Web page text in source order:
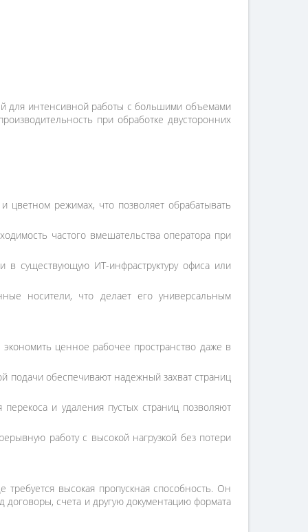
для интенсивной работы с большими объемами
при обработке двусторонних
режимах, что позволяет обрабатывать
частого вмешательства оператора при
в существующую ИТ-инфраструктуру офиса или
носители, что делает его универсальным
ценное рабочее пространство даже в
подачи обеспечивают надежный захват страниц
и удаления пустых страниц позволяют
работу с высокой нагрузкой без потери
высокая пропускная способность. Он
счета и другую документацию формата